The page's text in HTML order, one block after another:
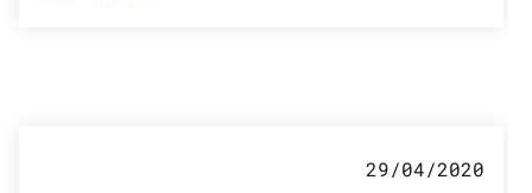
29/04/2020